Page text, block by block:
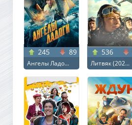
245 89
Ангелы Ладо...
536
Литвяк (202...